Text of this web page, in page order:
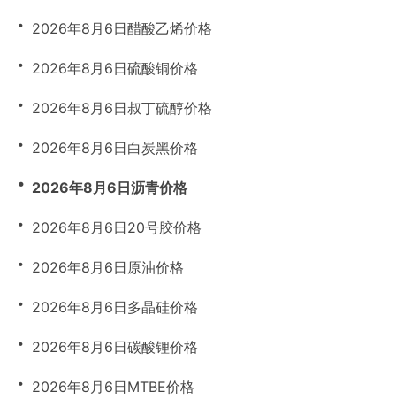
・ 2026年8月6日醋酸乙烯价格
・ 2026年8月6日硫酸铜价格
・ 2026年8月6日叔丁硫醇价格
・ 2026年8月6日白炭黑价格
・ 2026年8月6日沥青价格
・ 2026年8月6日20号胶价格
・ 2026年8月6日原油价格
・ 2026年8月6日多晶硅价格
・ 2026年8月6日碳酸锂价格
・ 2026年8月6日MTBE价格